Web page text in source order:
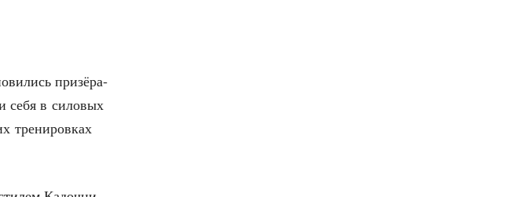
при­зё­ра­
себя в сило­вых
тре­ни­ров­ках